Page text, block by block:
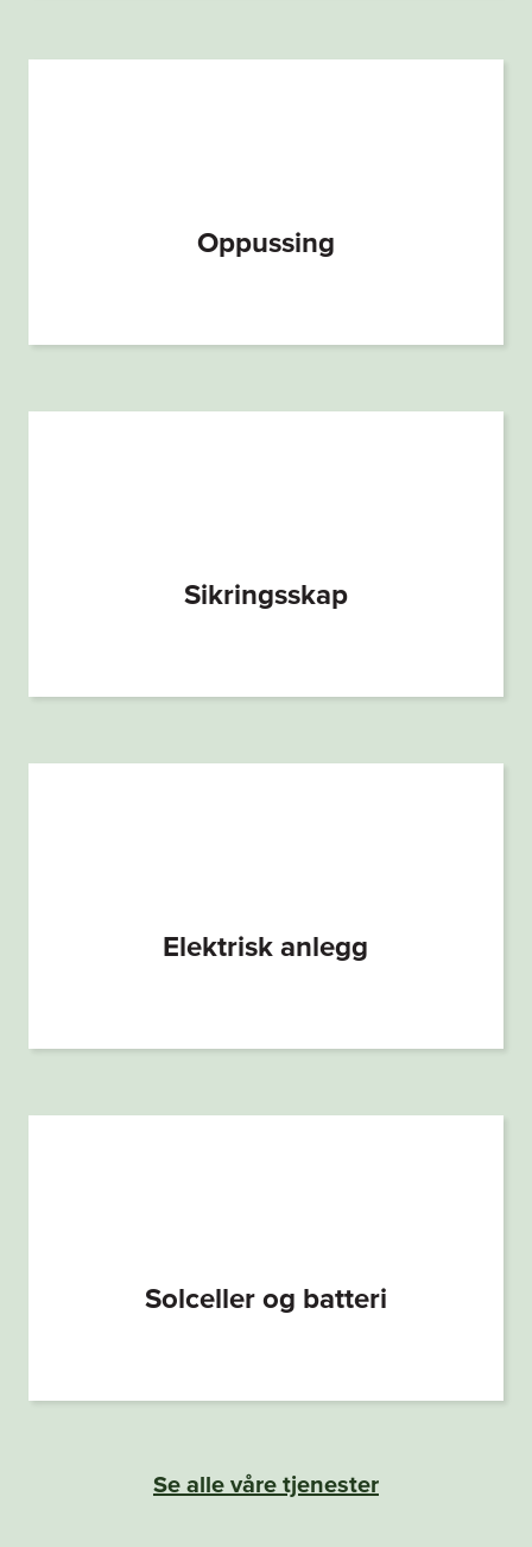
Oppussing
Sikringsskap
Elektrisk anlegg
Solceller og batteri
Se alle våre tjenester